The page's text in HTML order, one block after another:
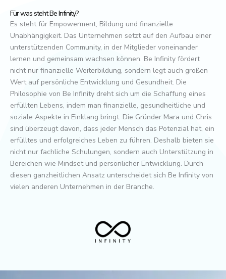
Für was steht Be Infinity?
Es steht für Empowerment, Bildung und finanzielle
Unabhängigkeit. Das Unternehmen setzt auf den Aufbau einer
unterstützenden Community, in der Mitglieder voneinander
lernen und gemeinsam wachsen können. Be Infinity fördert
nicht nur finanzielle Weiterbildung, sondern legt auch großen
Wert auf persönliche Entwicklung und Gesundheit. Die
Philosophie von Be Infinity dreht sich um die Schaffung eines
erfüllten Lebens, indem man finanzielle, gesundheitliche und
soziale Aspekte in Einklang bringt. Die Gründer Mara und Chris
sind überzeugt davon, dass jeder Mensch das Potenzial hat, ein
erfülltes und erfolgreiches Leben zu führen. Deshalb bieten sie
nicht nur fachliche Schulungen, sondern auch Unterstützung in
Bereichen wie Mindset und persönlicher Entwicklung. Durch
diesen ganzheitlichen Ansatz unterscheidet sich Be Infinity von
vielen anderen Unternehmen in der Branche.